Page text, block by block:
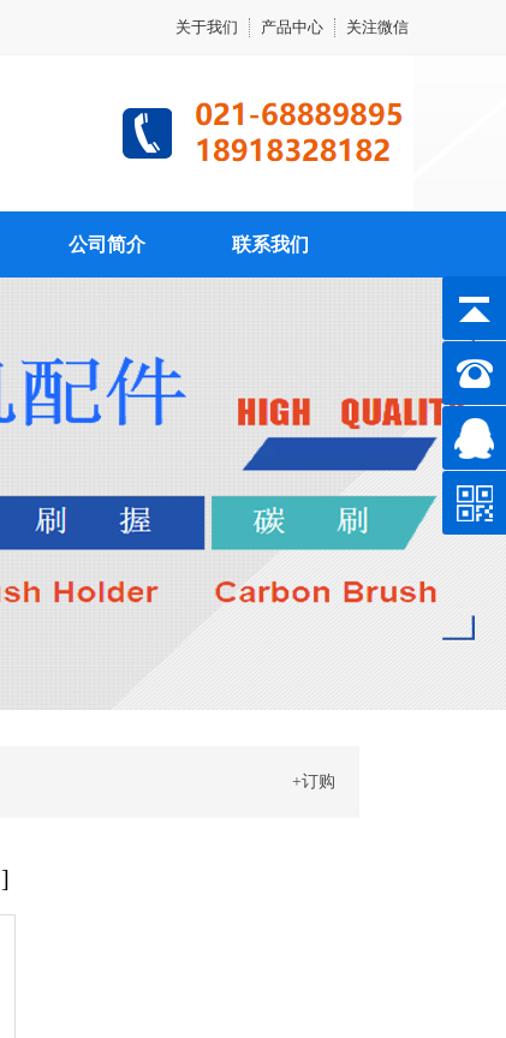
关于我们 产品中心 关注微信
公司简介 联系我们
+订购